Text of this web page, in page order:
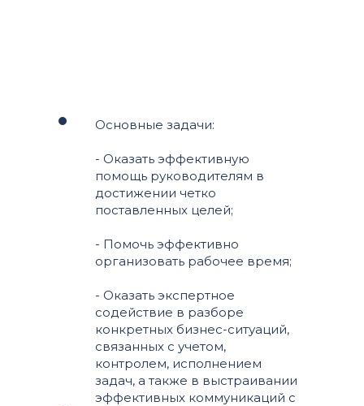
Основные задачи:
- Оказать эффективную
помощь руководителям в
достижении четко
поставленных целей;
- Помочь эффективно
организовать рабочее время;
- Оказать экспертное
содействие в разборе
конкретных бизнес-ситуаций,
связанных с учетом,
контролем, исполнением
задач, а также в выстраивании
эффективных коммуникаций с